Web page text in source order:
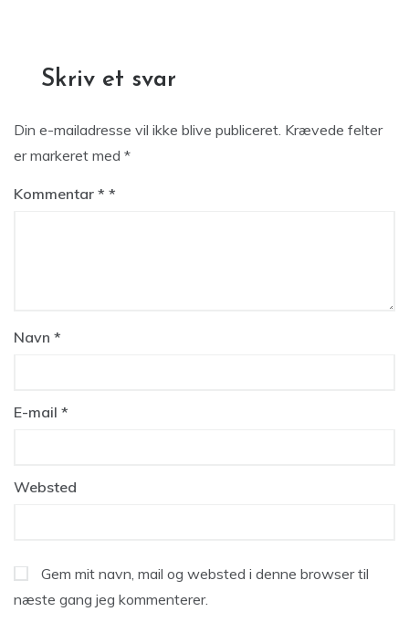
Skriv et svar
Din e-mailadresse vil ikke blive publiceret. Krævede felter
er markeret med *
Kommentar *
Navn *
E-mail *
Websted
Gem mit navn, mail og websted i denne browser til
næste gang jeg kommenterer.